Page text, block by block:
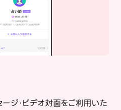
ージ・ビデオ対面をご利用いた